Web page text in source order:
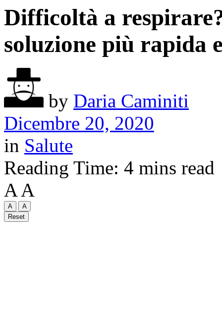
Difficoltà a
soluzione più rapida
by Daria Caminiti
Dicembre 20, 2020
in Salute
Reading Time: 4 mins read
A A
A
A
Reset